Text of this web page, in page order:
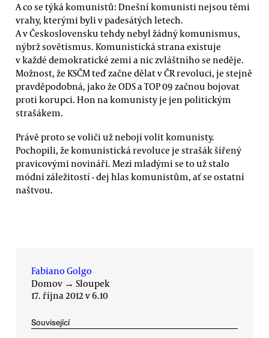
A co se týká komunistů: Dnešní komunisti nejsou těmi
vrahy, kterými byli v padesátých letech.
A v Československu tehdy nebyl žádný komunismus,
nýbrž sovětismus. Komunistická strana existuje
v každé demokratické zemi a nic zvláštního se neděje.
Možnost, že KSČM teď začne dělat v ČR revoluci, je stejně
pravděpodobná, jako že ODS a TOP 09 začnou bojovat
proti korupci. Hon na komunisty je jen politickým
strašákem.
Právě proto se voliči už nebojí volit komunisty.
Pochopili, že komunistická revoluce je strašák šířený
pravicovými novináři. Mezi mladými se to už stalo
módní záležitostí - dej hlas komunistům, ať se ostatní
naštvou.
Fabiano Golgo
Domov → Sloupek
17. října 2012 v 6.10
Související